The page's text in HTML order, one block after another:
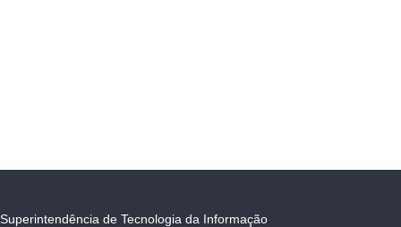
Superintendência de Tecnologia da Informação